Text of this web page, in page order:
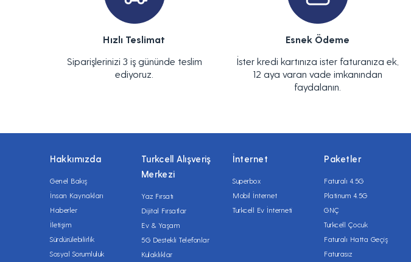
Hızlı Teslimat
Siparişlerinizi 3 iş gününde teslim
ediyoruz.
Esnek Ödeme
İster kredi kartınıza ister faturanıza ek,
12 aya varan vade imkanından
faydalanın.
Hakkımızda
Genel Bakış
İnsan Kaynakları
Haberler
İletişim
Sürdürülebilirlik
Sosyal Sorumluluk
Turkcell Alışveriş
Merkezi
Yaz Fırsatı
Dijital Fırsatlar
Ev & Yaşam
5G Destekli Telefonlar
Kulaklıklar
İnternet
Superbox
Mobil İnternet
Turkcell Ev İnterneti
Paketler
Faturalı 4.5G
Platinum 4.5G
GNÇ
Turkcell Çocuk
Faturalı Hatta Geçiş
Faturasız